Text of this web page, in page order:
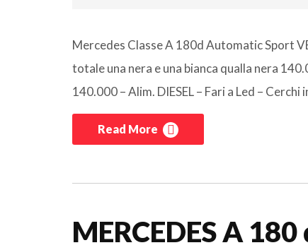
Mercedes Classe A 180d Automatic Sport
totale una nera e una bianca qualla nera
140.000 – Alim. DIESEL – Fari a Led –
Read More
MERCEDES A